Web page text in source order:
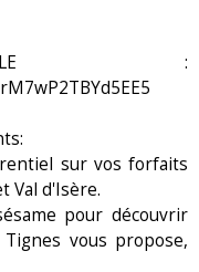
:
sur vos forfaits
Val d'Isère.
pour découvrir
vous propose,